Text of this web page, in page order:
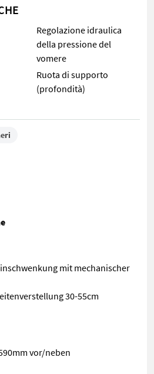
Regolazione idraulica
della pressione del
vomere
Ruota di supporto
(profondità)
mit mechanischer
30-55cm
vor/neben